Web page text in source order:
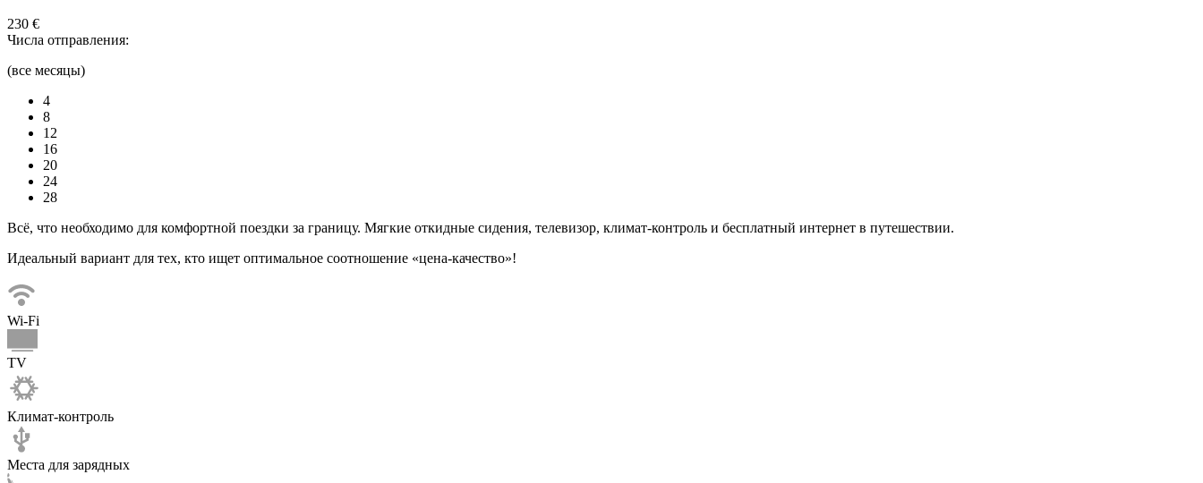
230 €
Числа отправления:
(все месяцы)
4
8
12
16
20
24
28
Всё, что необходимо для комфортной поездки за границу. Мягкие откидные сидения, телевизор, климат-контроль и бесплатный интернет в путешествии.
Идеальный вариант для тех, кто ищет оптимальное соотношение «цена-качество»!
Wi-Fi
TV
Климат-контроль
Места для зарядных